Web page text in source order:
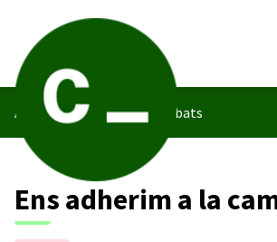
Assemblea de testeig Debats
Ens adherim a la